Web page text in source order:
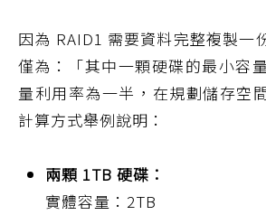
因為 RAID1 需要資料完整複製一
僅為：「其中一顆硬碟的最小容
量利用率為一半，在規劃儲存空
計算方式舉例說明：
兩顆 1TB 硬碟：
實體容量：2TB